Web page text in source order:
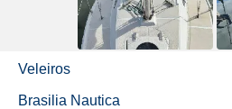
Veleiros
Brasilia Nautica